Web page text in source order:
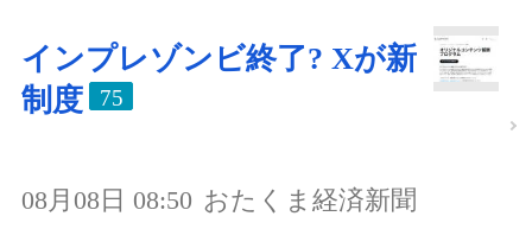
インプレゾンビ終了? Xが新
制度
75
08月08日 08:50 おたくま経済新聞